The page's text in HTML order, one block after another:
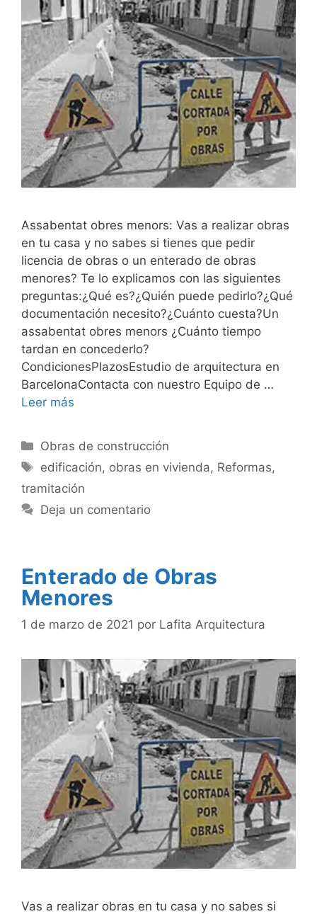
Assabentat obres menors: Vas a realizar obras
en tu casa y no sabes si tienes que pedir
licencia de obras o un enterado de obras
menores? Te lo explicamos con las siguientes
preguntas:¿Qué es?¿Quién puede pedirlo?¿Qué
documentación necesito?¿Cuánto cuesta?Un
assabentat obres menors ¿Cuánto tiempo
tardan en concederlo?
CondicionesPlazosEstudio de arquitectura en
BarcelonaContacta con nuestro Equipo de …
Leer más
Categorías
Obras de construcción
Etiquetas
edificación, obras en vivienda, Reformas,
tramitación
Deja un comentario
Enterado de Obras
Menores
1 de marzo de 2021 por Lafita Arquitectura
Vas a realizar obras en tu casa y no sabes si